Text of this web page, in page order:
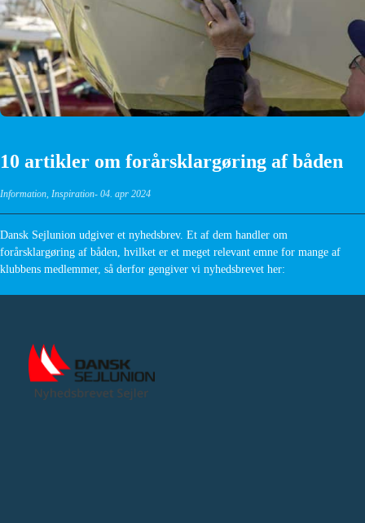
10 artikler om forårsklargøring af båden
Information Inspiration 04. apr 2024
Dansk Sejlunion udgiver et nyhedsbrev. Et af dem handler om
forårsklargøring af båden, hvilket er et meget relevant emne for mange af
klubbens medlemmer, så derfor gengiver vi nyhedsbrevet her: